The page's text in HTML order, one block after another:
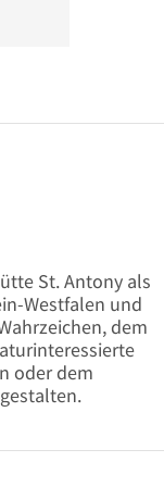
St. Antony als
Westfalen und
dem
oder dem